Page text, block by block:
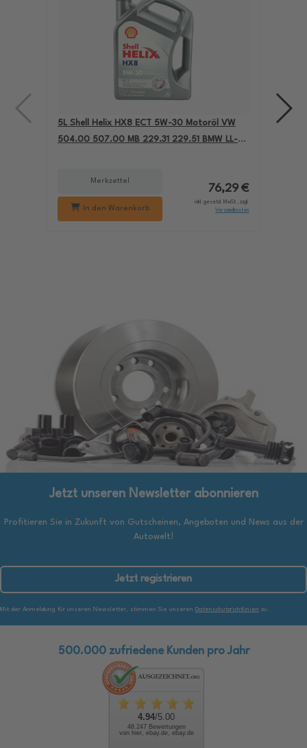
5L Shell Helix HX8 ECT 5W-30 Motoröl VW
504.00 507.00 MB 229.31 229.51 BMW LL-04
Merkzettel
In den Warenkorb
76,29 €
inkl. gesetzl. MwSt., zzgl.
Versandkosten
Jetzt unseren Newsletter abonnieren
Profitieren Sie in Zukunft von Gutscheinen, Angeboten und News aus der
Autowelt!
Jetzt registrieren
Mit der Anmeldung für unseren Newsletter, stimmen Sie unseren Datenschutzrichtlinien zu.
500.000 zufriedene Kunden pro Jahr
4.94/5.00
48.247 Bewertungen
von hier, ebay.de, ebay.de